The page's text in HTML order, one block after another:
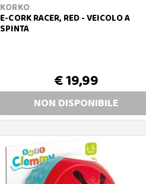
KORKO
E-CORK RACER, RED - VEICOLO A
SPINTA
€ 19,99
NON DISPONIBILE